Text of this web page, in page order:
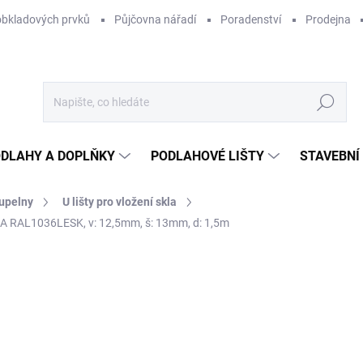
prvků Půjčovna nářadí Poradenství Prodejna
Hledat
A DOPLŇKY PODLAHOVÉ LIŠTY
U lišty pro vložení skla
RAL1036LESK, v: 12,5mm, š: 13mm, d: 1,5m